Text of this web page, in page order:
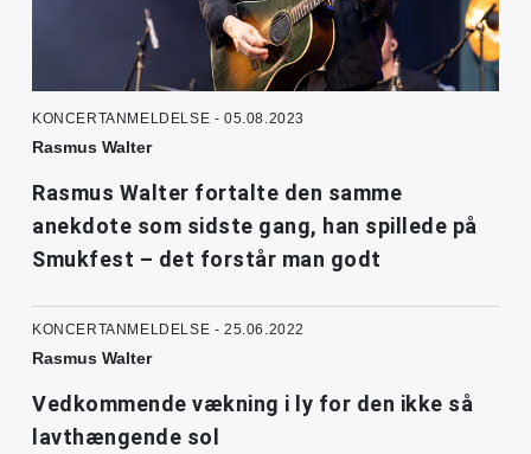
KONCERTANMELDELSE - 05.08.2023
Rasmus Walter
Rasmus Walter fortalte den samme
anekdote som sidste gang, han spillede på
Smukfest – det forstår man godt
KONCERTANMELDELSE - 25.06.2022
Rasmus Walter
Vedkommende vækning i ly for den ikke så
lavthængende sol